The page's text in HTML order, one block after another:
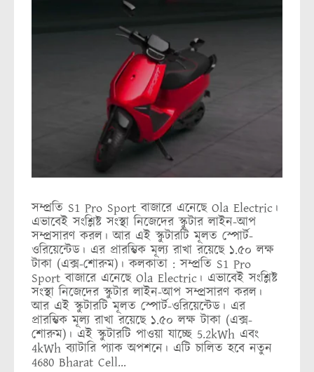
সম্প্রতি S1 Pro Sport বাজারে এনেছে Ola Electric।
এভাবেই সংশ্লিষ্ট সংস্থা নিজেদের স্কুটার লাইন-আপ
সম্প্রসারণ করল। আর এই স্কুটারটি মূলত স্পোর্ট-
ওরিয়েন্টেড। এর প্রারম্ভিক মূল্য রাখা রয়েছে ১.৫০ লক্ষ
টাকা (এক্স-শোরুম)। কলকাতা : সম্প্রতি S1 Pro
Sport বাজারে এনেছে Ola Electric। এভাবেই সংশ্লিষ্ট
সংস্থা নিজেদের স্কুটার লাইন-আপ সম্প্রসারণ করল।
আর এই স্কুটারটি মূলত স্পোর্ট-ওরিয়েন্টেড। এর
প্রারম্ভিক মূল্য রাখা রয়েছে ১.৫০ লক্ষ টাকা (এক্স-
শোরুম)। এই স্কুটারটি পাওয়া যাচ্ছে 5.2kWh এবং
4kWh ব্যাটারি প্যাক অপশনে। এটি চালিত হবে নতুন
4680 Bharat Cell…